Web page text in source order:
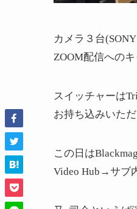
カメラ３台
ZOOM配信への
スイッチャーは
お持ち込みいた
この日は
Video Hub→サブ